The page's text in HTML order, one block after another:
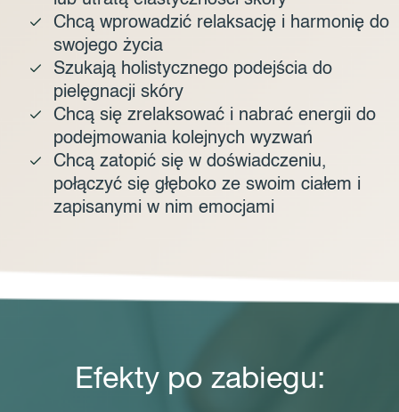
Chcą wprowadzić relaksację i harmonię do
swojego życia
Szukają holistycznego podejścia do
pielęgnacji skóry
Chcą się zrelaksować i nabrać energii do
podejmowania kolejnych wyzwań
Chcą zatopić się w doświadczeniu,
połączyć się głęboko ze swoim ciałem i
zapisanymi w nim emocjami
Efekty po zabiegu: